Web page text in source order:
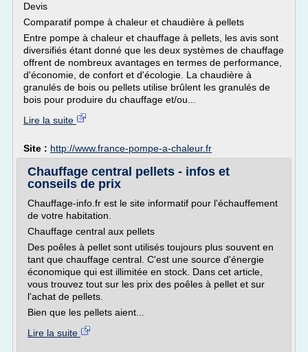
Devis
Comparatif pompe à chaleur et chaudière à pellets
Entre pompe à chaleur et chauffage à pellets, les avis sont
diversifiés étant donné que les deux systèmes de chauffage
offrent de nombreux avantages en termes de performance,
d'économie, de confort et d'écologie. La chaudière à
granulés de bois ou pellets utilise brûlent les granulés de
bois pour produire du chauffage et/ou...
Lire la suite
Site : http://www.france-pompe-a-chaleur.fr
Chauffage central pellets - infos et
conseils de prix
Chauffage-info.fr est le site informatif pour l'échauffement
de votre habitation.
Chauffage central aux pellets
Des poêles à pellet sont utilisés toujours plus souvent en
tant que chauffage central. C'est une source d'énergie
économique qui est illimitée en stock. Dans cet article,
vous trouvez tout sur les prix des poêles à pellet et sur
l'achat de pellets.
Bien que les pellets aient...
Lire la suite